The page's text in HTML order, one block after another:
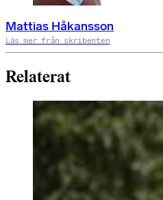
Mattias Håkansson
Läs mer från skribenten
Relaterat